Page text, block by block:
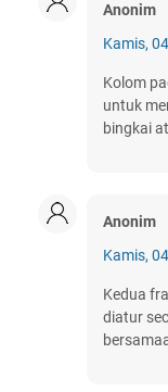
Anonim
Kamis,
Kolom
untuk
bingkai
Anonim
Kamis,
Kedua
diatur